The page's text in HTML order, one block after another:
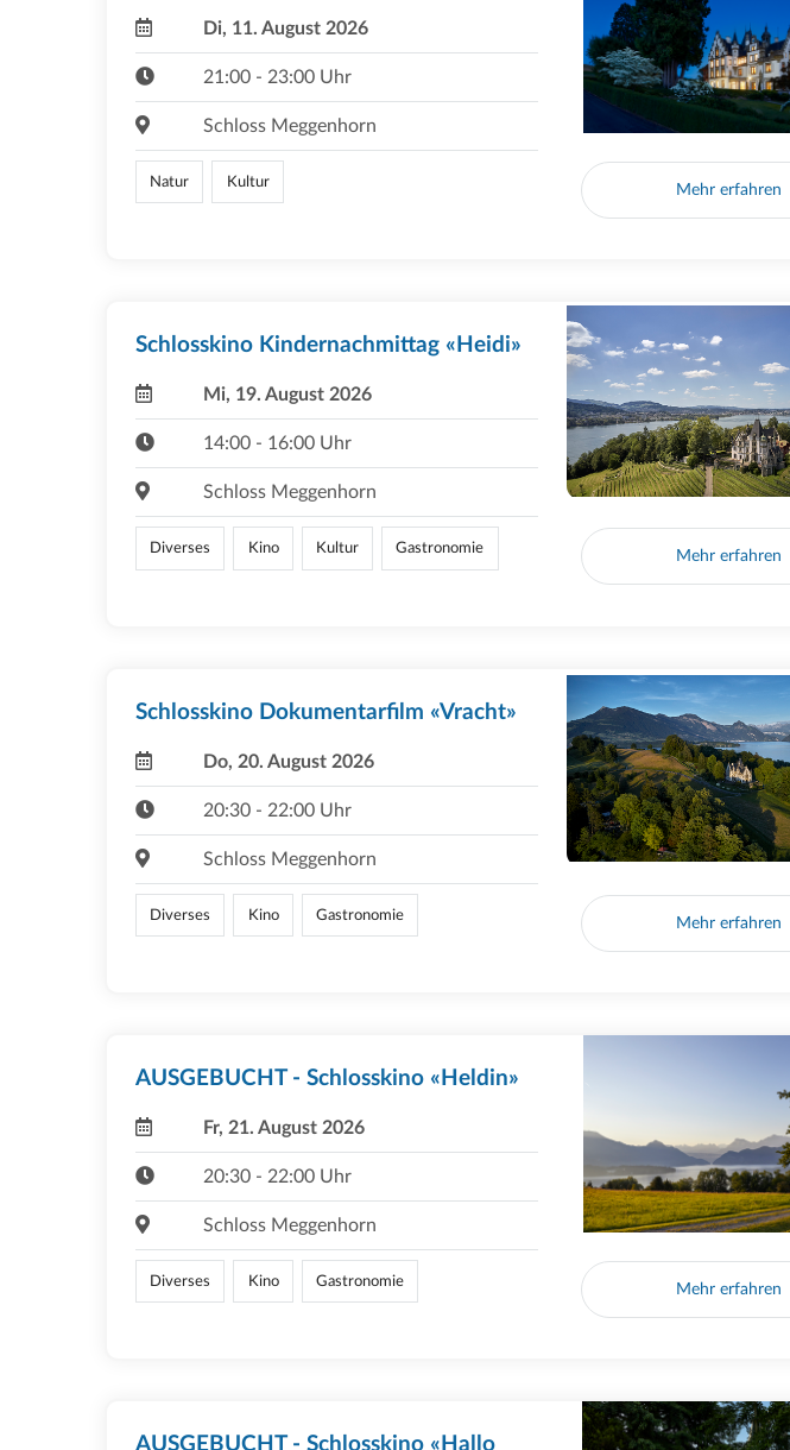
Di, 11. August 2026
21:00 - 23:00 Uhr
Schloss Meggenhorn
Natur Kultur Mehr erfahren
Schlosskino Kindernachmittag «Heidi»
Mi, 19. August 2026
14:00 - 16:00 Uhr
Schloss Meggenhorn
Diverses Kino Kultur Gastronomie Mehr erfahren
Schlosskino Dokumentarfilm «Vracht»
Do, 20. August 2026
20:30 - 22:00 Uhr
Schloss Meggenhorn
Diverses Kino Gastronomie Mehr erfahren
AUSGEBUCHT - Schlosskino «Heldin»
Fr, 21. August 2026
20:30 - 22:00 Uhr
Schloss Meggenhorn
Diverses Kino Gastronomie Mehr erfahren
AUSGEBUCHT - Schlosskino «Hallo